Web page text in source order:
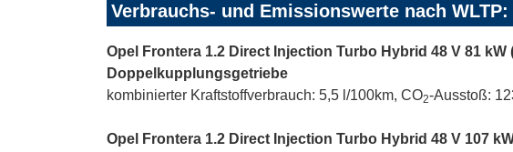
Verbrauchs- und Emissionswerte nach WLTP:
Opel Frontera 1.2 Direct Injection Turbo Hybrid 48 V 81 kW
Doppelkupplungsgetriebe
kombinierter Kraftstoffverbrauch: 5,5 l/100km, CO2-Ausstoß:
Opel Frontera 1.2 Direct Injection Turbo Hybrid 48 V 107